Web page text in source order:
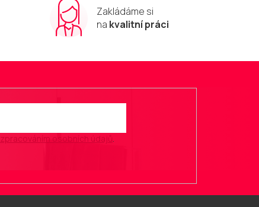
Zakládáme si
na kvalitní práci
zpracováním osobních údajů.